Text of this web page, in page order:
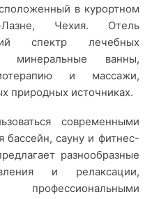
в курортном
Лазне, Чехия. Отель
спектр лечебных
минеральные ванны,
и массажи,
природных источниках.
современными
бассейн, сауну и фитнес-
разнообразные
и релаксации,